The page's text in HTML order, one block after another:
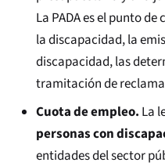
La PADA es el punto
la discapacidad, la
discapacidad, las
tramitación de
Cuota de empleo. La
personas con
entidades del sector